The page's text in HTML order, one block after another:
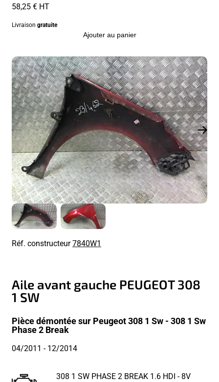
58,25 € HT
Livraison gratuite
Ajouter au panier
Réf. constructeur7840W1
Aile avant gauche PEUGEOT 308
1 SW
Pièce démontée sur Peugeot 308 1 Sw - 308 1 Sw
Phase 2 Break
04/2011 - 12/2014
308 1 SW PHASE 2 BREAK 1.6 HDI - 8V